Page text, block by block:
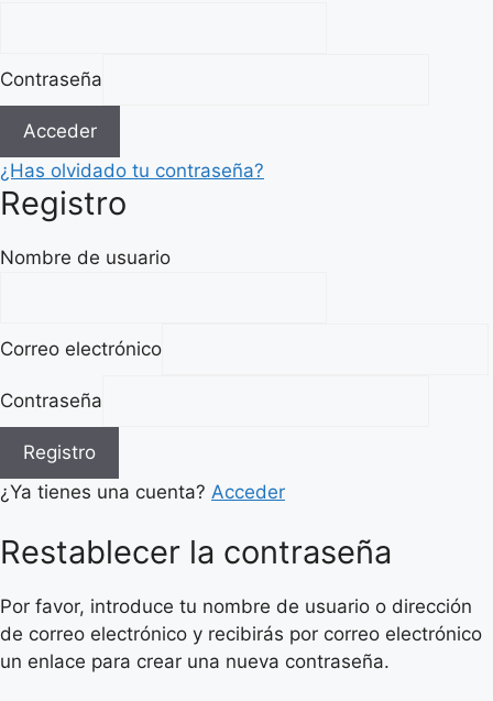
Contraseña
Acceder
¿Has olvidado tu contraseña?
Registro
Nombre de usuario
Correo electrónico
Contraseña
Registro
¿Ya tienes una cuenta? Acceder
Restablecer la contraseña
Por favor, introduce tu nombre de usuario o dirección
de correo electrónico y recibirás por correo electrónico
un enlace para crear una nueva contraseña.